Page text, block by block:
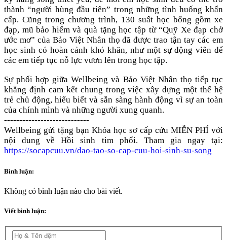
thành “người hùng đầu tiên” trong những tình huống khẩn
cấp. Cũng trong chương trình, 130 suất học bổng gồm xe
đạp, mũ bảo hiểm và quà tặng học tập từ “Quỹ Xe đạp chở
ước mơ” của Bảo Việt Nhân thọ đã được trao tận tay các em
học sinh có hoàn cảnh khó khăn, như một sự động viên để
các em tiếp tục nỗ lực vươn lên trong học tập.
Sự phối hợp giữa Wellbeing và Bảo Việt Nhân thọ tiếp tục
khẳng định cam kết chung trong việc xây dựng một thế hệ
trẻ chủ động, hiểu biết và sẵn sàng hành động vì sự an toàn
của chính mình và những người xung quanh.
----------------------------
Wellbeing gửi tặng bạn Khóa học sơ cấp cứu MIỄN PHÍ với
nội dung về Hồi sinh tim phổi. Tham gia ngay tại:
https://socapcuu.vn/dao-tao-so-cap-cuu-hoi-sinh-su-song
Bình luận:
Không có bình luận nào cho bài viết.
Viết bình luận: